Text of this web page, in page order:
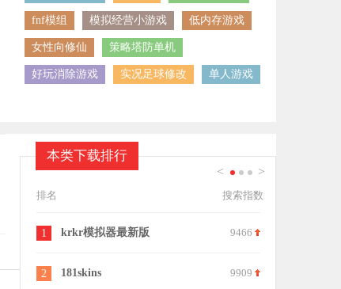
fnf模组 模拟经营小游戏 低内存游戏
女性向修仙 策略塔防单机
好玩消除游戏 实况足球修改 单人游戏
本类下载排行
< >
排名 搜索指数
1 krkr模拟器最新版 9466
2 181skins 9909